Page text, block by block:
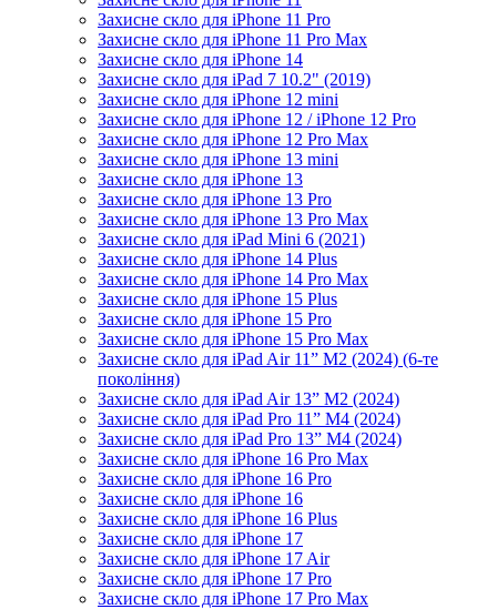
Захисне скло для iPhone 11 Pro
Захисне скло для iPhone 11 Pro Max
Захисне скло для iPhone 14
Захисне скло для iPad 7 10.2" (2019)
Захисне скло для iPhone 12 mini
Захисне скло для iPhone 12 / iPhone 12 Pro
Захисне скло для iPhone 12 Pro Max
Захисне скло для iPhone 13 mini
Захисне скло для iPhone 13
Захисне скло для iPhone 13 Pro
Захисне скло для iPhone 13 Pro Max
Захисне скло для iPad Mini 6 (2021)
Захисне скло для iPhone 14 Plus
Захисне скло для iPhone 14 Pro Max
Захисне скло для iPhone 15 Plus
Захисне скло для iPhone 15 Pro
Захисне скло для iPhone 15 Pro Max
Захисне скло для iPad Air 11” M2 (2024) (6-те
покоління)
Захисне скло для iPad Air 13” M2 (2024)
Захисне скло для iPad Pro 11” M4 (2024)
Захисне скло для iPad Pro 13” M4 (2024)
Захисне скло для iPhone 16 Pro Max
Захисне скло для iPhone 16 Pro
Захисне скло для iPhone 16
Захисне скло для iPhone 16 Plus
Захисне скло для iPhone 17
Захисне скло для iPhone 17 Air
Захисне скло для iPhone 17 Pro
Захисне скло для iPhone 17 Pro Max